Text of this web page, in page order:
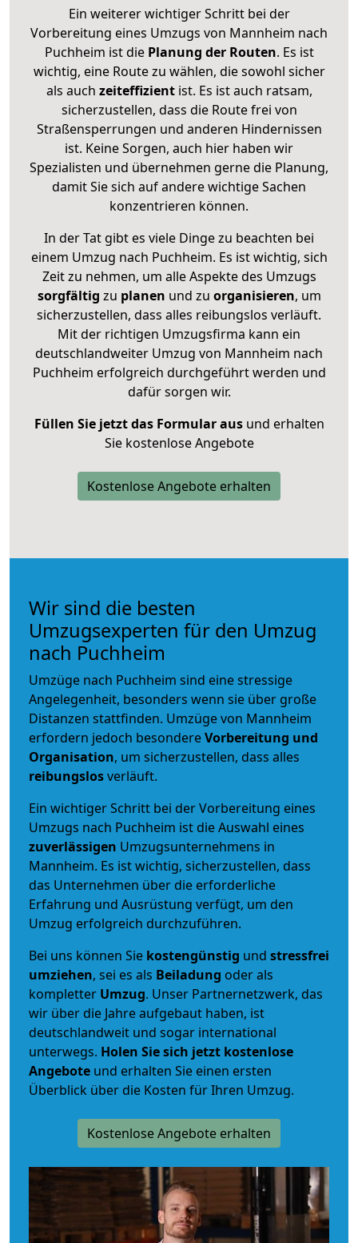
Ein weiterer wichtiger Schritt bei der
Vorbereitung eines Umzugs von Mannheim nach
Puchheim ist diePlanung der Routen. Es ist
wichtig, eine Route zu wählen, die sowohl sicher
als auch zeiteffizientist. Es ist auch ratsam,
sicherzustellen, dass die Route frei von
Straßensperrungen und anderen Hindernissen
ist. Keine Sorgen, auch hier haben wir
Spezialisten und übernehmen gerne die Planung,
damit Sie sich auf andere wichtige Sachen
konzentrieren können.
In der Tat gibt es viele Dinge zu beachten bei
einem Umzug nach Puchheim. Es ist wichtig, sich
Zeit zu nehmen, um alle Aspekte des Umzugs
sorgfältig zu planen und zu organisieren, um
sicherzustellen, dass alles reibungslos verläuft.
Mit der richtigen Umzugsfirma kann ein
deutschlandweiter Umzug von Mannheim nach
Puchheim erfolgreich durchgeführt werden und
dafür sorgen wir.
Füllen Sie jetzt das Formular ausund erhalten
Sie kostenlose Angebote
Kostenlose Angebote erhalten
Wir sind die besten
Umzugsexperten für den Umzug
nach Puchheim
Umzüge nach Puchheim sind eine stressige
Angelegenheit, besonders wenn sie über große
Distanzen stattfinden. Umzüge von Mannheim
erfordern jedoch besondereVorbereitung und
Organisation, um sicherzustellen, dass alles
reibungslosverläuft.
Ein wichtiger Schritt bei der Vorbereitung eines
Umzugs nach Puchheim ist die Auswahl eines
zuverlässigen Umzugsunternehmens in
Mannheim. Es ist wichtig, sicherzustellen, dass
das Unternehmen über die erforderliche
Erfahrung und Ausrüstung verfügt, um den
Umzug erfolgreich durchzuführen.
Bei uns können Sie kostengünstig und stressfrei
umziehen, sei es als Beiladung oder als
kompletter Umzug. Unser Partnernetzwerk, das
wir über die Jahre aufgebaut haben, ist
deutschlandweit und sogar international
unterwegs. Holen Sie sich jetzt kostenlose
Angebote und erhalten Sie einen ersten
Überblick über die Kosten für Ihren Umzug.
Kostenlose Angebote erhalten